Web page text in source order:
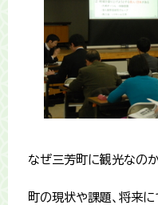
なぜ三芳町に観光なのか
町の現状や課題、将来